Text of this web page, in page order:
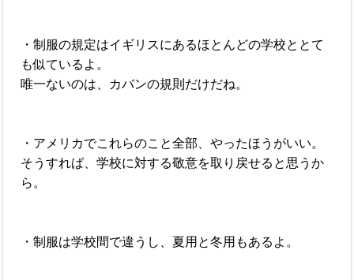
・制服の規定はイギリスにあるほとんどの学校ととて
も似ているよ。
唯一ないのは、カバンの規則だけだね。
・アメリカでこれらのこと全部、やったほうがいい。
そうすれば、学校に対する敬意を取り戻せると思うか
ら。
・制服は学校間で違うし、夏用と冬用もあるよ。